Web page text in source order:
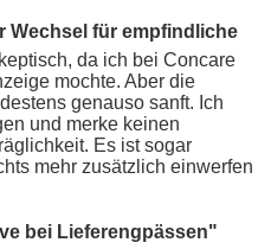
Wechsel für empfindliche
da ich bei Concare
mochte. Aber die
genauso sanft. Ich
und merke keinen
Es ist sogar
mehr zusätzlich einwerfen
bei Lieferengpässen"